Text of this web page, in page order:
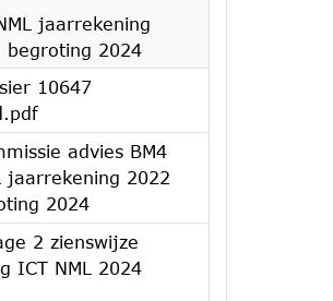
jaarrekening
begroting 2024
10647
advies BM4
jaarrekening 2022
2024
2 zienswijze
ICT NML 2024